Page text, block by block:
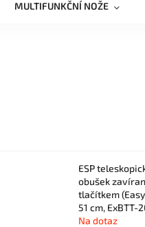
MULTIFUNKČNÍ NOŽE
ESP
obušek
tlačítkem
51 cm, ExBTT-
Na dotaz